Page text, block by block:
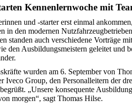
Kennenlernwoche mit
und -starter erst einmal
in den modernen
standen auch verschiedene Vorträge
den Ausbildungsmeistern geleitet
wurden am 6. September von
Group, den Personalleitern der
„Unsere konsequente
morgen“, sagt Thomas Hilse.